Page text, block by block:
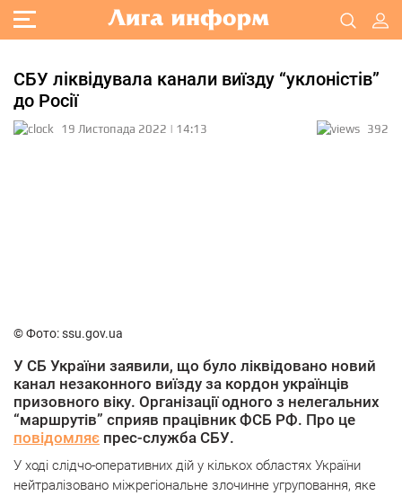
СБУ ліквідувала канали виїзду “уклоністів”
до Росії
19 Листопада 2022 | 14:13 392
© Фото: ssu.gov.ua
У СБ України заявили, що було ліквідовано новий
канал незаконного виїзду за кордон українців
призовного віку. Організації одного з нелегальних
“маршрутів” сприяв працівник ФСБ РФ. Про це
повідомляє прес-служба СБУ.
У ході слідчо-оперативних дій у кількох областях України
нейтралізовано міжрегіональне злочинне угруповання, яке